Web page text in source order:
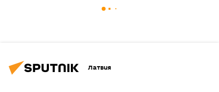
Латвия